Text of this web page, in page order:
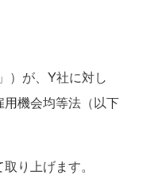
）が、Y社に対し
機会均等法（以下
り上げます。